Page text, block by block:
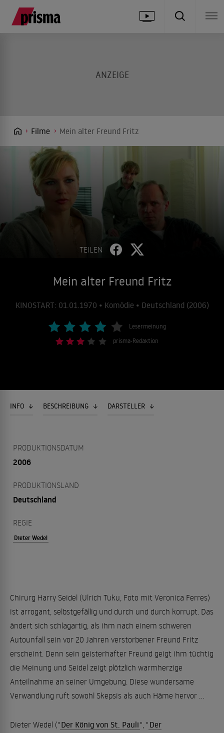
Filme Mein alter Freund Fritz
TEILEN
Mein alter Freund Fritz
KINOSTART: 01.01.1970 • Komödie • Deutschland (2006)
Lesermeinung
prisma-Redaktion
INFO BESCHREIBUNG DARSTELLER
PRODUKTIONSDATUM
2006
PRODUKTIONSLAND
Deutschland
REGIE
Dieter Wedel
Chirurg Harry Seidel (Ulrich Tuku, Foto mit Veronica Ferres)
ist arrogant, selbstgefällig und durch und durch korrupt. Das
ändert sich schlagartig, als ihm nach einem schweren
Autounfall sein vor 20 Jahren verstorbener Freund Fritz
erscheint. Denn sein geisterhafter Freund geigt ihm tüchtig
die Meinung und Seidel zeigt plötzlich warmherzige
Anteilnahme an seiner Umgebung. Diese wundersame
Verwandlung ruft sowohl Skepsis als auch Häme hervor ...
Dieter Wedel (" Der König von St. Pauli ", " Der